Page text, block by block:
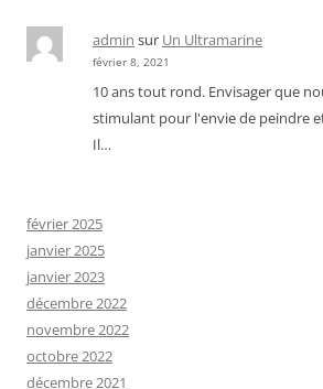
admin sur Un Ultramarine
février 8, 2021
10 ans tout rond. Envisager que
stimulant pour l'envie de peindre
Il…
février 2025
janvier 2025
janvier 2023
décembre 2022
novembre 2022
octobre 2022
décembre 2021